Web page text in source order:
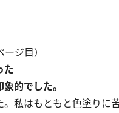
ジ目）
た
的でした。
私はもともと色塗りに